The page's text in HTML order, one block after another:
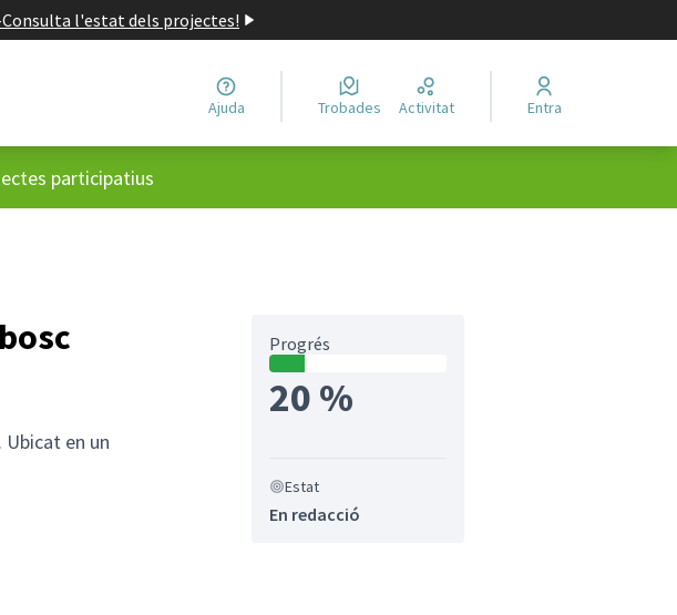
Consulta l'estat dels projectes!
Ajuda Trobades Activitat Entra
participatius
en un
Progrés
20 %
Estat
En redacció